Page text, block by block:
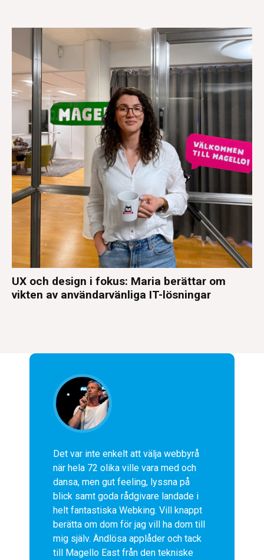
UX och design i fokus: Maria berättar om
vikten av användarvänliga IT-lösningar
Det var inte enkelt att välja webbyrå
när hela 72 olika ville vara med och
dansa, men gut feeling, lyssna på
blick samt goda rådgivare landade i
helt fantastiska Webking. Vill knappt
berätta om dom för jag vill ha dom till
mig själv. Ändlösa applåder och tack
till Magello East från den tekniske